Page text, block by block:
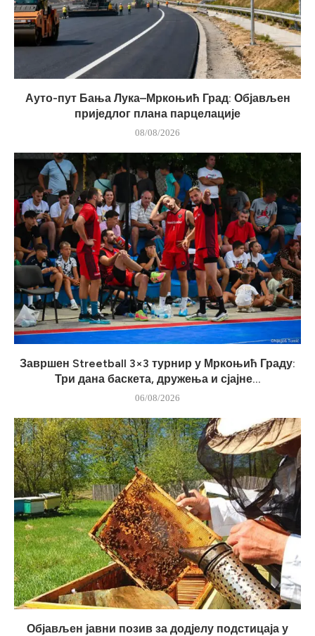
Ауто-пут Бања Лука–Мркоњић Град: Објављен
приједлог плана парцелације
08/08/2026
Завршен Streetball 3×3 турнир у Мркоњић Граду:
Три дана баскета, дружења и сјајне...
06/08/2026
Објављен јавни позив за додјелу подстицаја у